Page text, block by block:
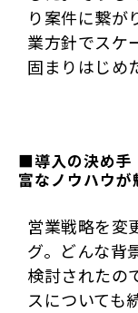
り案件に繋
業方針でスケ
固まりはじめ
■導入の決め手
富なノウハウが
営業戦略を変
グ。どんな背
検討されたの
スについても